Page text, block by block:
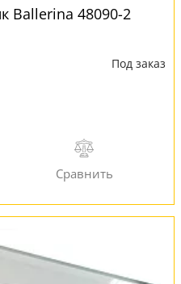
Ballerina 48090-2
Под заказ